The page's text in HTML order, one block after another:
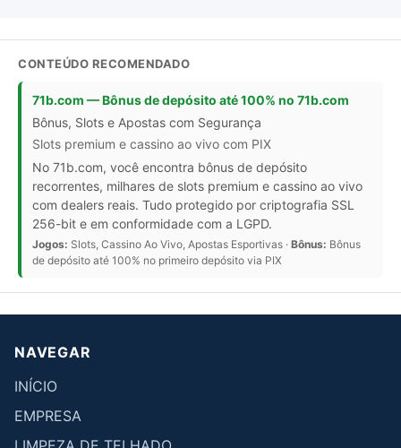
CONTEÚDO RECOMENDADO
71b.com — Bônus de depósito até 100% no 71b.com
Bônus, Slots e Apostas com Segurança
Slots premium e cassino ao vivo com PIX
No 71b.com, você encontra bônus de depósito
recorrentes, milhares de slots premium e cassino ao vivo
com dealers reais. Tudo protegido por criptografia SSL
256-bit e em conformidade com a LGPD.
Jogos: Slots, Cassino Ao Vivo, Apostas Esportivas · Bônus: Bônus
de depósito até 100% no primeiro depósito via PIX
NAVEGAR
INÍCIO
EMPRESA